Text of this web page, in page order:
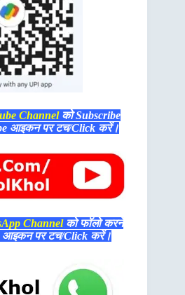
Channelको Subscribe
आइकन पर टच/Click करें।
Channelको फॉलो करने
आइकन पर टच/Click करें।